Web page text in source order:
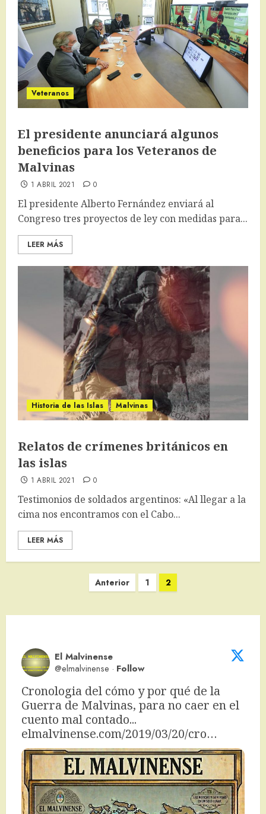
Veteranos
El presidente anunciará algunos
beneficios para los Veteranos de
Malvinas
1 ABRIL 2021 0
El presidente Alberto Fernández enviará al
Congreso tres proyectos de ley con medidas para...
LEER MÁS
Historia de las Islas Malvinas
Relatos de crímenes británicos en
las islas
1 ABRIL 2021 0
Testimonios de soldados argentinos: «Al llegar a la
cima nos encontramos con el Cabo...
LEER MÁS
entradas
Anterior 1 2
El Malvinense
@elmalvinense · Follow
Cronologia del cómo y por qué de la
Guerra de Malvinas, para no caer en el
elmalvinense.com/2019/03/20/cro…